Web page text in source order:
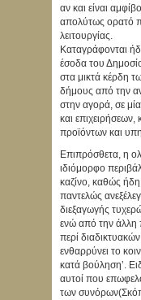
αν και είναι
απολύτως ορατό
λειτουργίας.
Καταγράφονται
έσοδα του
στα μικτά κέρδη
δήμους από την
στην αγορά, σε
και
προϊόντων και
Επιπρόσθετα, η
ιδιόμορφο
καζίνο, καθώς
παντελώς
διεξαγωγής
ενώ από την άλλη
περί
ενθαρρύνει το
κατά βούληση’.
αυτοί που
των